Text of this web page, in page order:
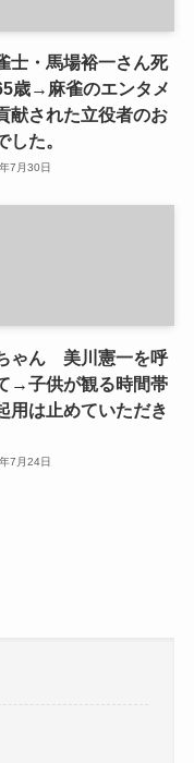
士・馬場裕一さん死
歳→麻雀のエンタメ
献された立役者のお
した。
7月30日
ゃん 美川憲一を呼
→子供が観る時間帯
用は止めていただき
7月24日